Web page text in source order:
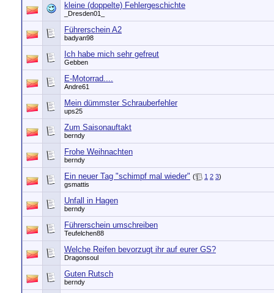
kleine (doppelte) Fehlergeschichte
_Dresden01_
Führerschein A2
badyan98
Ich habe mich sehr gefreut
Gebben
E-Motorrad....
Andre61
Mein dümmster Schrauberfehler
ups25
Zum Saisonauftakt
berndy
Frohe Weihnachten
berndy
Ein neuer Tag "schimpf mal wieder" ( 1 2 3)
gsmattis
Unfall in Hagen
berndy
Führerschein umschreiben
Teufelchen88
Welche Reifen bevorzugt ihr auf eurer GS?
Dragonsoul
Guten Rutsch
berndy